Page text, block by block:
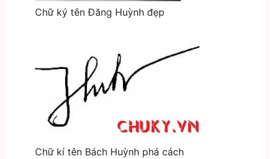
Chữ ký tên Đăng Huỳnh đẹp
Chữ kí tên Bách Huỳnh phá cách